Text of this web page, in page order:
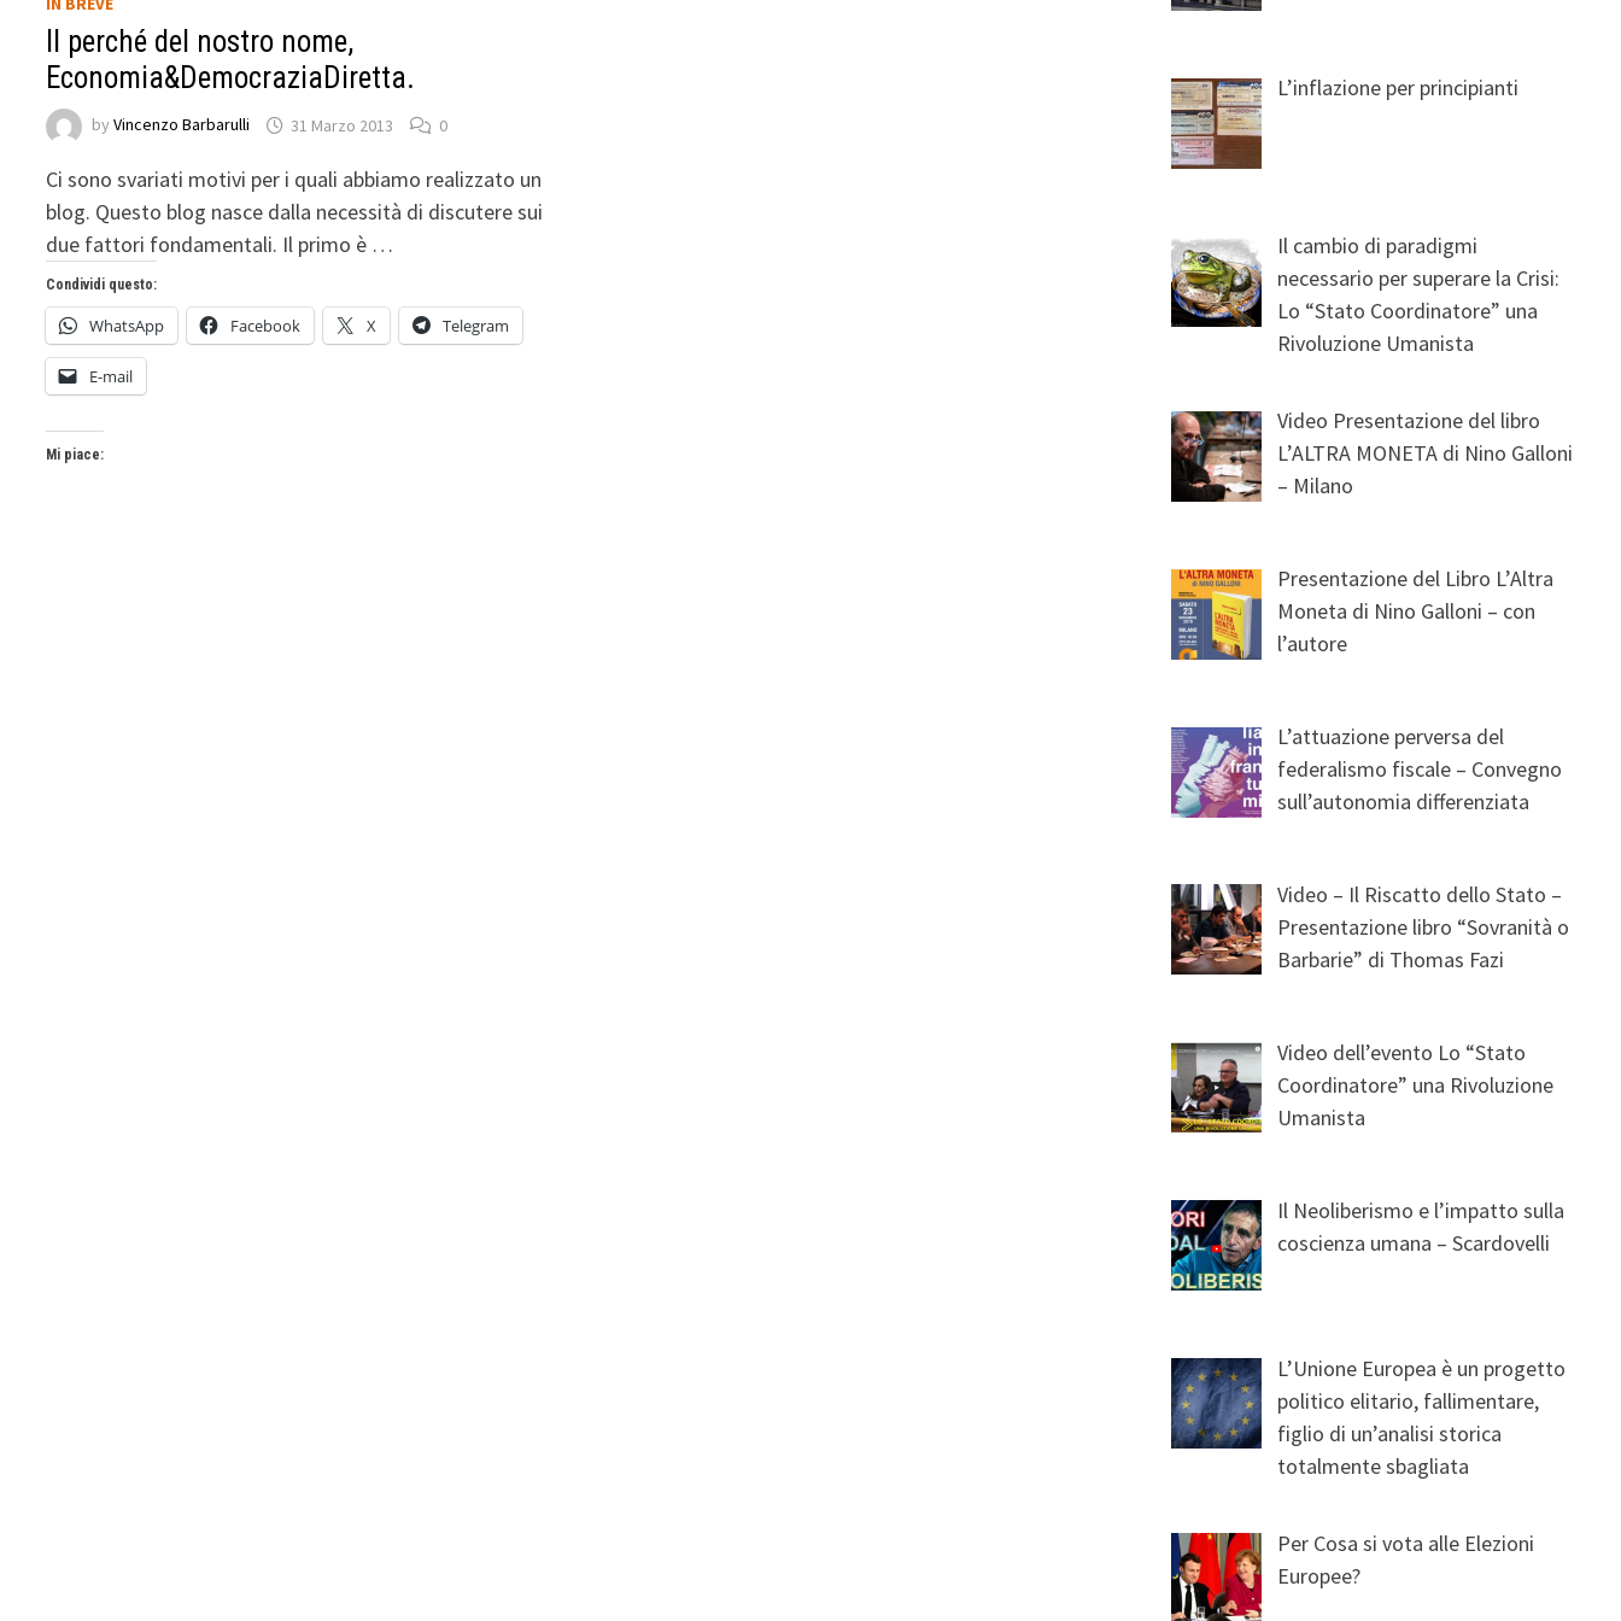
Il perché del nostro nome,
Economia&DemocraziaDiretta.
byVincenzo Barbarulli 31 Marzo 2013 0
Ci sono svariati motivi per i quali abbiamo realizzato un
blog. Questo blog nasce dalla necessità di discutere sui
due fattori fondamentali. Il primo è …
Condividi questo:
WhatsApp Facebook X Telegram
E-mail
Mi piace:
L’inflazione per principianti
Il cambio di paradigmi
necessario per superare la Crisi:
Lo “Stato Coordinatore” una
Rivoluzione Umanista
Video Presentazione del libro
L’ALTRA MONETA di Nino Galloni
– Milano
Presentazione del Libro L’Altra
Moneta di Nino Galloni – con
l’autore
L’attuazione perversa del
federalismo fiscale – Convegno
sull’autonomia differenziata
Video – Il Riscatto dello Stato –
Presentazione libro “Sovranità o
Barbarie” di Thomas Fazi
Video dell’evento Lo “Stato
Coordinatore” una Rivoluzione
Umanista
Il Neoliberismo e l’impatto sulla
coscienza umana – Scardovelli
L’Unione Europea è un progetto
politico elitario, fallimentare,
figlio di un’analisi storica
totalmente sbagliata
Per Cosa si vota alle Elezioni
Europee?